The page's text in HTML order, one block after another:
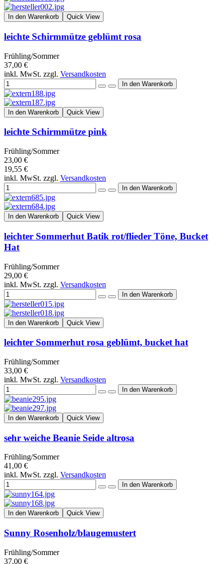
In den Warenkorb Quick View
leichte Schirmmütze geblümt rosa
Frühling/Sommer
37,00 €
inkl. MwSt. zzgl. Versandkosten
In den Warenkorb Quick View
leichte Schirmmütze pink
Frühling/Sommer
23,00 €
19,55 €
inkl. MwSt. zzgl. Versandkosten
In den Warenkorb Quick View
leichter Sommerhut Batik rot/flieder Töne, Bucket
Hat
Frühling/Sommer
29,00 €
inkl. MwSt. zzgl. Versandkosten
In den Warenkorb Quick View
leichter Sommerhut rosa geblümt, bucket hat
Frühling/Sommer
33,00 €
inkl. MwSt. zzgl. Versandkosten
In den Warenkorb Quick View
sehr weiche Beanie Seide altrosa
Frühling/Sommer
41,00 €
inkl. MwSt. zzgl. Versandkosten
In den Warenkorb Quick View
Sunny Rosenholz/blaugemustert
Frühling/Sommer
37,00 €